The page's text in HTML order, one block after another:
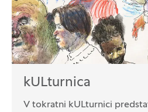
kULturnica
V tokratni kULturnici